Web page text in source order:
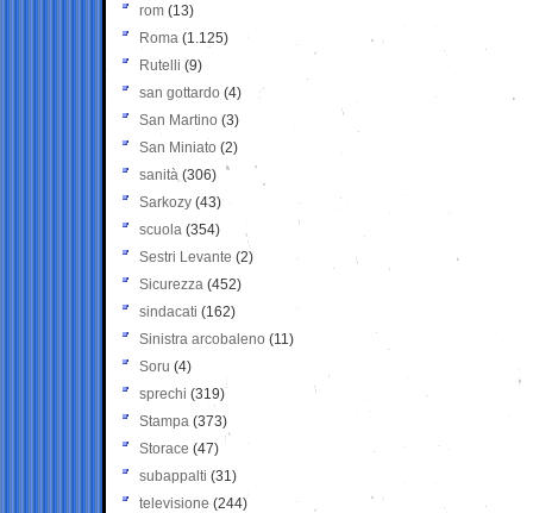
rom (13)
Roma (1.125)
Rutelli (9)
san gottardo (4)
San Martino (3)
San Miniato (2)
sanità (306)
Sarkozy (43)
scuola (354)
Sestri Levante (2)
Sicurezza (452)
sindacati (162)
Sinistra arcobaleno (11)
Soru (4)
sprechi (319)
Stampa (373)
Storace (47)
subappalti (31)
televisione(244)